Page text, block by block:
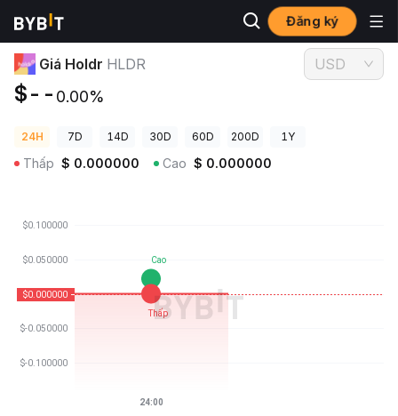
Đăng ký
Giá Tiền Điện Tử
Giá Holdr HLDR
$-- 0.00%
USD
24H 7D 14D 30D 60D 200D 1Y
Thấp $ 0.000000 Cao $ 0.000000